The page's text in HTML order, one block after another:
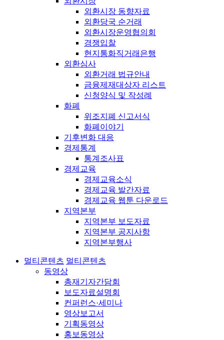
외환시장 동향자료
외환당국 순거래
외환시장운영협의회
경쟁입찰
현지통화직거래은행
외환심사
외환거래 법규안내
금융제재대상자 리스트
신청양식 및 작성례
화폐
위조지폐 신고서식
화폐이야기
기후변화 대응
경제통계
통계조사표
경제교육
경제교육소식
경제교육 발간자료
경제교육 웹툰 다운로드
지역본부
지역본부 보도자료
지역본부 공지사항
지역본부행사
멀티콘텐츠 멀티콘텐츠
동영상
총재기자간담회
보도자료설명회
컨퍼런스·세미나
영상보고서
기획동영상
홍보동영상